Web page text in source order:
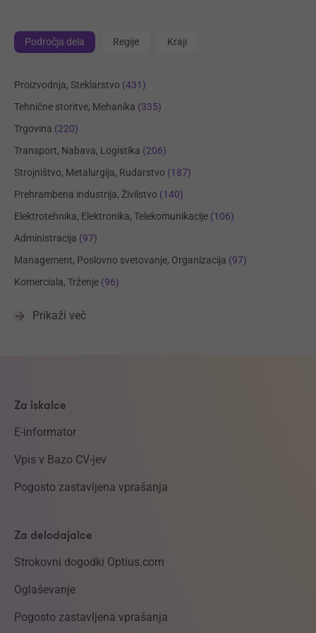
Področja dela Regije Kraji
Proizvodnja, Steklarstvo (431)
Tehnične storitve, Mehanika (335)
Trgovina (220)
Transport, Nabava, Logistika (206)
Strojništvo, Metalurgija, Rudarstvo (187)
Prehrambena industrija, Živilstvo (140)
Elektrotehnika, Elektronika, Telekomunikacije (106)
Administracija (97)
Management, Poslovno svetovanje, Organizacija (97)
Komerciala, Trženje (96)
Prikaži več
Za iskalce
E-informator
Vpis v Bazo CV-jev
Pogosto zastavljena vprašanja
Za delodajalce
Strokovni dogodki Optius.com
Oglaševanje
Pogosto zastavljena vprašanja